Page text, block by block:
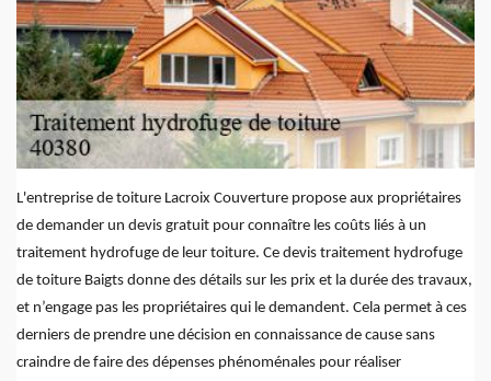
L'entreprise de toiture Lacroix Couverture propose aux propriétaires
de demander un devis gratuit pour connaître les coûts liés à un
traitement hydrofuge de leur toiture. Ce devis traitement hydrofuge
de toiture Baigts donne des détails sur les prix et la durée des travaux,
et n’engage pas les propriétaires qui le demandent. Cela permet à ces
derniers de prendre une décision en connaissance de cause sans
craindre de faire des dépenses phénoménales pour réaliser